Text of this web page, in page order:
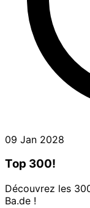
09 Jan 2028
Top 300!
Découvrez les
Ba.de !